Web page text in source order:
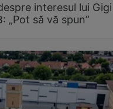
interesul lui Gigi
„Pot să vă spun”